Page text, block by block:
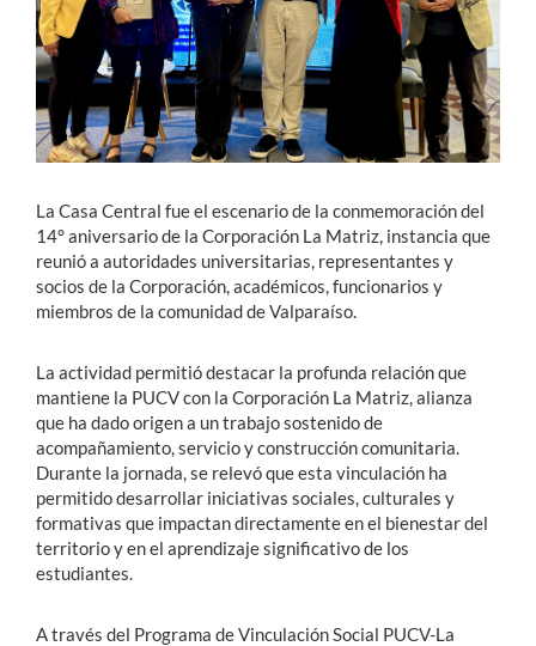
Estudiantes
Académicos
Funcionarios
Alumni
English
La Casa Central fue el escenario de la conmemoración del
14° aniversario de la Corporación La Matriz, instancia que
reunió a autoridades universitarias, representantes y
socios de la Corporación, académicos, funcionarios y
miembros de la comunidad de Valparaíso.
La actividad permitió destacar la profunda relación que
mantiene la PUCV con la Corporación La Matriz, alianza
que ha dado origen a un trabajo sostenido de
acompañamiento, servicio y construcción comunitaria.
Durante la jornada, se relevó que esta vinculación ha
permitido desarrollar iniciativas sociales, culturales y
formativas que impactan directamente en el bienestar del
territorio y en el aprendizaje significativo de los
estudiantes.
A través del Programa de Vinculación Social PUCV-La